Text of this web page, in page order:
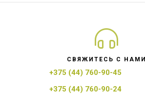
СВЯЖИТЕСЬ С НАМИ
+375 (44) 760-90-45
+375 (44) 760-90-24